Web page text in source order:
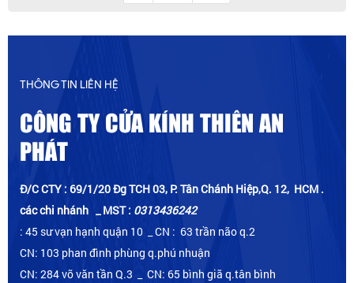
THÔNG TIN LIÊN HỆ
CÔNG TY CỬA KÍNH THIÊN AN
PHÁT
Đ/C CTY : 69/1/20 Đg TCH 03, P. Tân Chánh Hiệp,Q. 12, HCM .
các chi nhánh _ MST : 0313436242
: 45 sư vạn hạnh quận 10 _ CN : 63 trần não q.2
CN: 103 phan đình phùng q.phú nhuận
CN: 284 võ văn tần Q.3 _ CN: 65 bình giã q.tân bình